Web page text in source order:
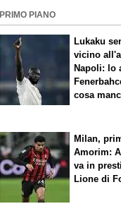
PRIMO PIANO
Lukaku
vicino
Napoli: lo
cosa
Milan,
Amorim:
va in
Lione di